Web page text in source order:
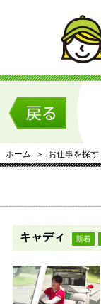
ホーム ＞ お仕事を探す
キャディ 新着